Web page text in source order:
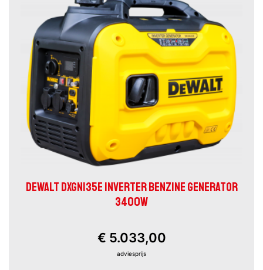
DEWALT DXGNI35E INVERTER BENZINE GENERATOR
3400W
€ 5.033,00
adviesprijs